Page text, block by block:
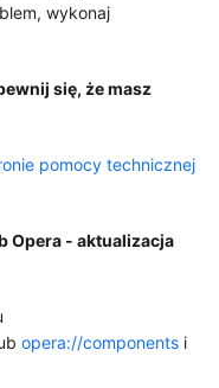
wykonaj
się, że masz
pomocy technicznej
Opera - aktualizacja
opera://components i